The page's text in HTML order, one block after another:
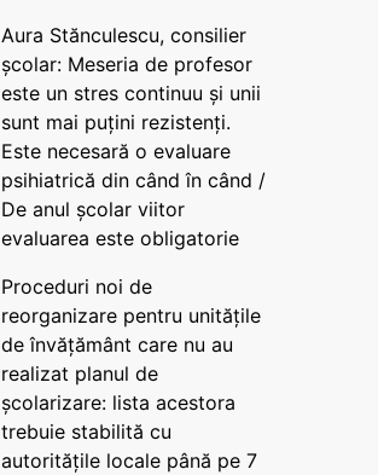
Aura Stănculescu, consilier
școlar: Meseria de profesor
este un stres continuu și unii
sunt mai puțini rezistenți.
Este necesară o evaluare
psihiatrică din când în când /
De anul școlar viitor
evaluarea este obligatorie
Proceduri noi de
reorganizare pentru unitățile
de învățământ care nu au
realizat planul de
școlarizare: lista acestora
trebuie stabilită cu
autoritățile locale până pe 7